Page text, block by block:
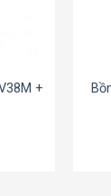
+